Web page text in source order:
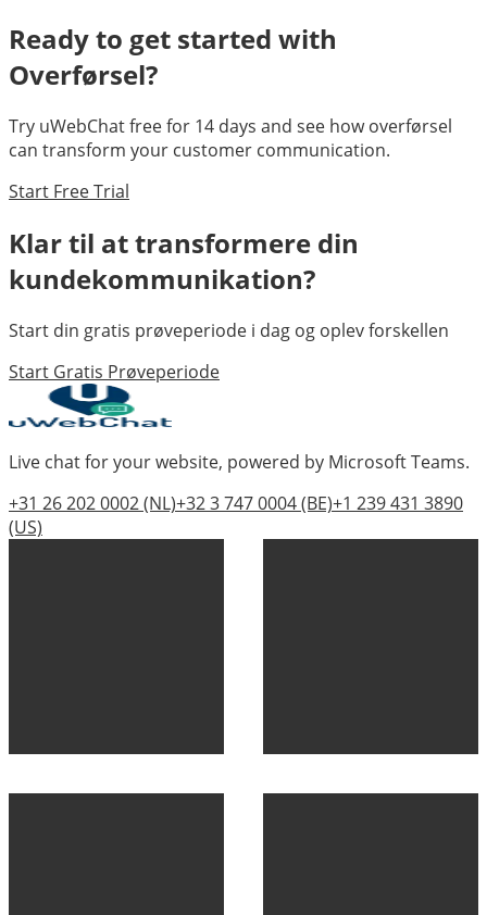
Ready to get started with
Overførsel?
Try uWebChat free for 14 days and see howoverførsel
can transform your customer communication.
Start Free Trial
Klar til at transformere din
kundekommunikation?
Start din gratis prøveperiode i dag og oplev forskellen
Start Gratis Prøveperiode
Live chat for your website, powered by Microsoft Teams.
+31 26 202 0002(NL)+32 3 747 0004(BE)+1 239 431 3890
(US)